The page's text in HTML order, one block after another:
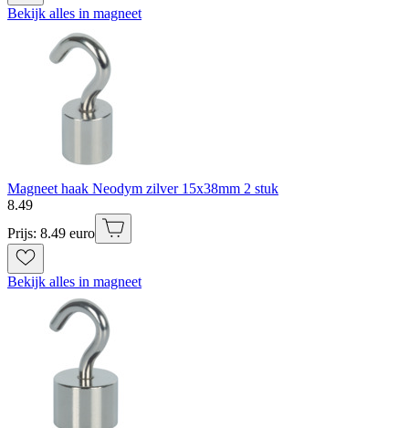
Bekijk alles in magneet
Magneet haak Neodym zilver 15x38mm 2 stuk
8.49
Prijs: 8.49 euro
Bekijk alles in magneet